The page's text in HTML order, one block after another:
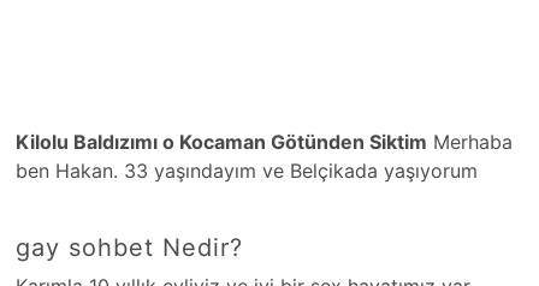
Kilolu Baldızımı o Kocaman Götünden Siktim Merhaba
ben Hakan. 33 yaşındayım ve Belçikada yaşıyorum
gay sohbet Nedir?